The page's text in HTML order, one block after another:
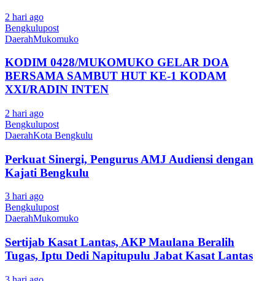
2 hari ago
Bengkulupost
DaerahMukomuko
KODIM 0428/MUKOMUKO GELAR DOA
BERSAMA SAMBUT HUT KE-1 KODAM
XXI/RADIN INTEN
2 hari ago
Bengkulupost
DaerahKota Bengkulu
Perkuat Sinergi, Pengurus AMJ Audiensi dengan
Kajati Bengkulu
3 hari ago
Bengkulupost
DaerahMukomuko
Sertijab Kasat Lantas, AKP Maulana Beralih
Tugas, Iptu Dedi Napitupulu Jabat Kasat Lantas